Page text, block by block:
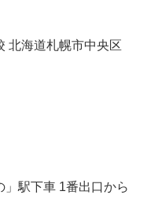
北海道札幌市中央区
駅下車 1番出口から